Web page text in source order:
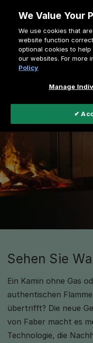
Inhalt
springen
Home
Sehen Sie Wasser
Sehen Sie
Ein Kamin ohne Gas
authentischen
übertrifft? Die neue
von Faber macht es
Technologie, die
We Value Your
We use cookies that
website function
optional cookies to
our websites. For more
Policy
Manage
✔